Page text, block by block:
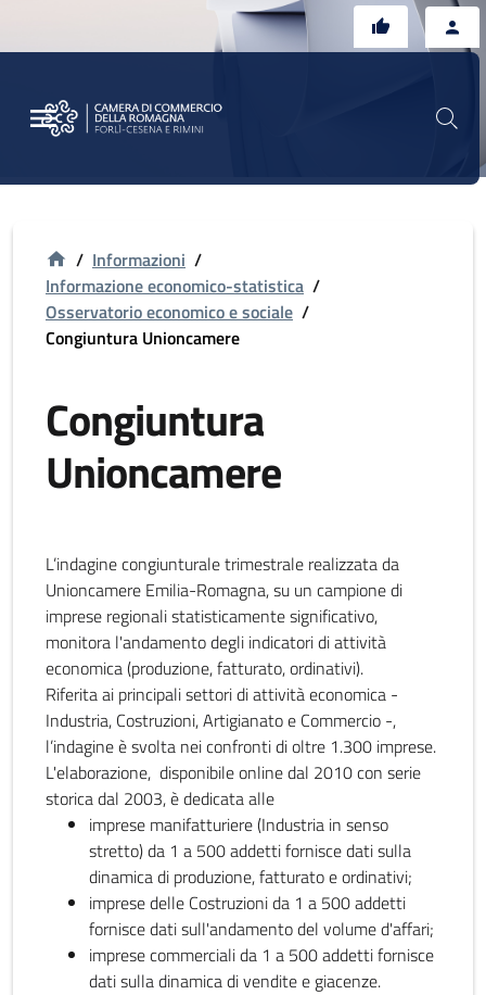
/ Informazioni /
Informazione economico-statistica /
Osservatorio economico e sociale /
Congiuntura Unioncamere
Congiuntura
Unioncamere
L’indagine congiunturale trimestrale realizzata da
Unioncamere Emilia-Romagna, su un campione di
imprese regionali statisticamente significativo,
monitora l'andamento degli indicatori di attività
economica (produzione, fatturato, ordinativi).
Riferita ai principali settori di attività economica -
Industria, Costruzioni, Artigianato e Commercio -,
l’indagine è svolta nei confronti di oltre 1.300 imprese.
L'elaborazione, disponibile online dal 2010 con serie
storica dal 2003, è dedicata alle
imprese manifatturiere (Industria in senso
stretto) da 1 a 500 addetti fornisce dati sulla
dinamica di produzione, fatturato e ordinativi;
imprese delle Costruzioni da 1 a 500 addetti
fornisce dati sull'andamento del volume d'affari;
imprese commerciali da 1 a 500 addetti fornisce
dati sulla dinamica di vendite e giacenze.